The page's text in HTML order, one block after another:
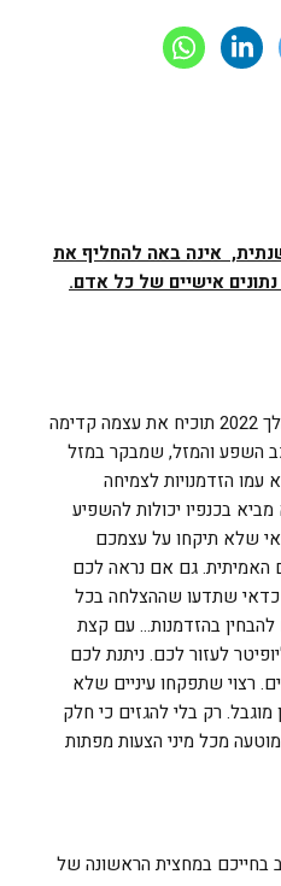
אינה באה להחליף את
אישיים של כל אדם.
העבודה הפנימית שעשיתם במהלך 2022 תוכיח את עצמה קדימה
יופיטר כוכב השפע והמזל, שמבקר במזל
להביא עמו הזדמנויות לצמיחה
בכנפיו יכולות להשפיע
שלא תיקחו על עצמכם
האמיתית. גם אם נראה לכם
כדאי שתדעו שההצלחה בכל
להבחין בהזדמנות… עם קצת
לעזור לכם. ניתנת לכם
רצוי שתפקחו עיניים שלא
רק בלי להגזים כי חלק
מכל מיני הצעות מפתות
בחייכם במחצית הראשונה של